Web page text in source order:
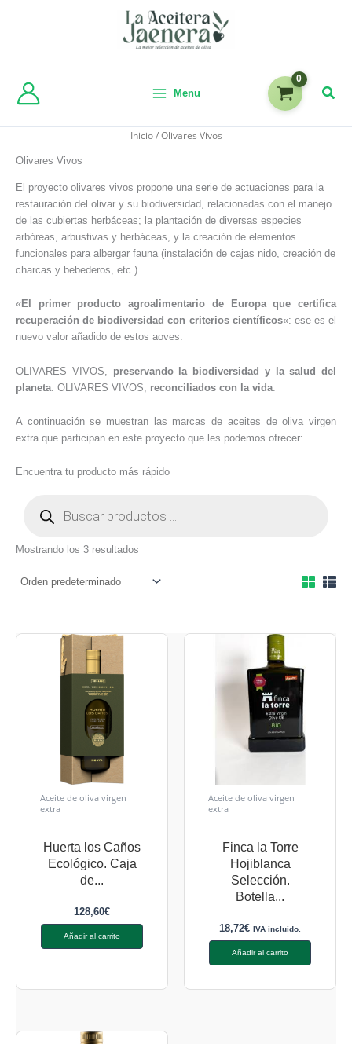
Menu
Inicio/ Olivares Vivos
Olivares Vivos
El proyecto olivares vivos propone una serie de actuaciones para la
restauración del olivar y su biodiversidad, relacionadas con el manejo
de las cubiertas herbáceas; la plantación de diversas especies
arbóreas, arbustivas y herbáceas, y la creación de elementos
funcionales para albergar fauna (instalación de cajas nido, creación de
charcas y bebederos, etc.).
«El primer producto agroalimentario de Europa que certifica
recuperación de biodiversidad con criterios científicos«: ese es el
nuevo valor añadido de estos aoves.
OLIVARES VIVOS, preservando la biodiversidad y la salud del
planeta . OLIVARES VIVOS, reconciliados con la vida
A continuación se muestran las marcas de aceites de oliva virgen
extra que participan en este proyecto que les podemos ofrecer:
Encuentra tu producto más rápido
Mostrando los 3 resultados
Aceite de oliva virgen
extra
Huerta los Caños
Ecológico. Caja
de...
128,60€
Añadir al carrito
Aceite de oliva virgen
extra
Finca la Torre
Hojiblanca
Selección.
Botella...
18,72€ IVA incluido.
Añadir al carrito